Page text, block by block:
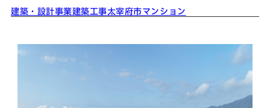
建築・設計事業建築工事太宰府市マンション